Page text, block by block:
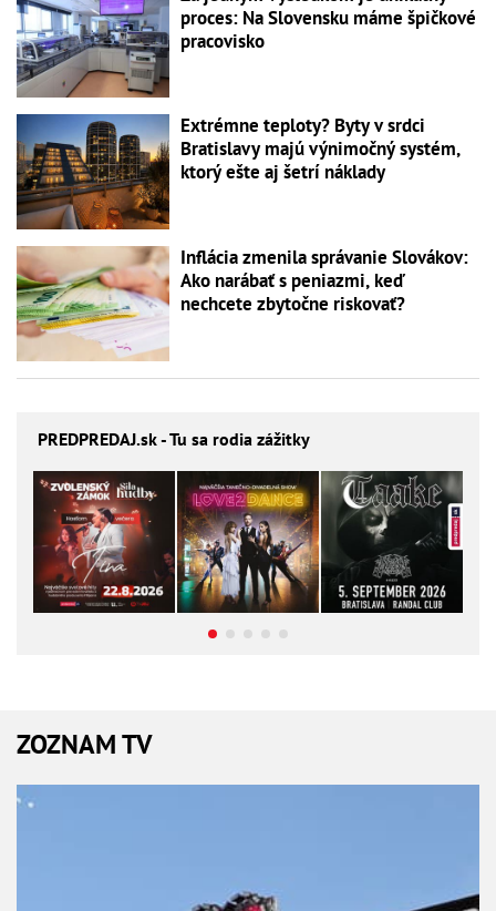
proces: Na Slovensku máme špičkové
pracovisko
Extrémne teploty? Byty v srdci
Bratislavy majú výnimočný systém,
ktorý ešte aj šetrí náklady
Inflácia zmenila správanie Slovákov:
Ako narábať s peniazmi, keď
nechcete zbytočne riskovať?
PREDPREDAJ.sk - Tu sa rodia zážitky
ZOZNAM TV